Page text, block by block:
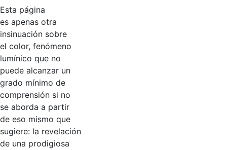
Esta página
es apenas otra
insinuación sobre
el color, fenómeno
lumínico que no
puede alcanzar un
grado mínimo de
comprensión si no
se aborda a partir
de eso mismo que
sugiere: la revelación
de una prodigiosa